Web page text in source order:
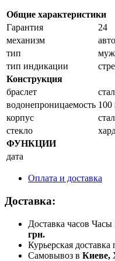
Общие характеристики
Гарантия
24
механизм
тип
тип индикации
Конструкция
браслет
водонепроницаемость 100
корпус
стекло
ФУНКЦИИ
дата
Оплата и доставка
Доставка:
Доставка часов
грн.
Курьерская
Самовывоз в Киеве,